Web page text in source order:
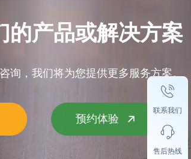
的产品或解决方案
询，我们将为您提供更多服务方案。
预约体验
联系我们
售后热线